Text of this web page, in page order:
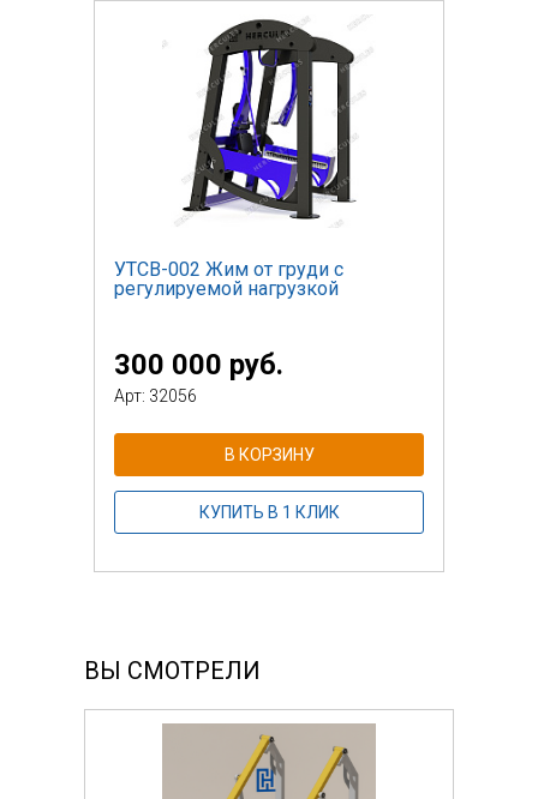
УТСВ-002 Жим от груди с
регулируемой нагрузкой
300 000 руб.
Арт: 32056
В КОРЗИНУ
КУПИТЬ В 1 КЛИК
ВЫ СМОТРЕЛИ